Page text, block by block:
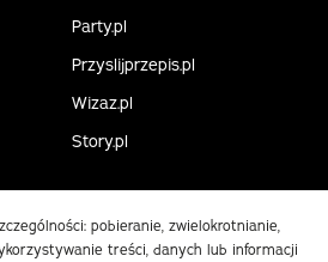
Party.pl
Przyslijprzepis.pl
Wizaz.pl
Story.pl
pobieranie, zwielokrotnianie,
treści, danych lub informacji